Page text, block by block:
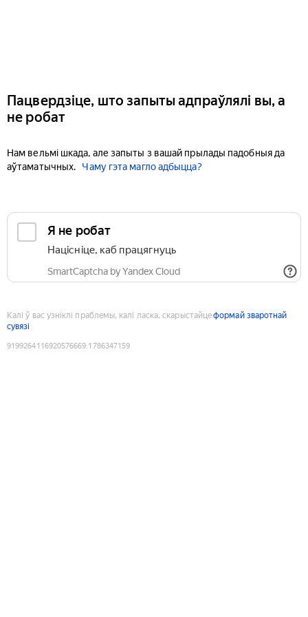
Пацвердзіце, што запыты адпраўлялі вы, а
не робат
Нам вельмі шкада, але запыты з вашай прылады падобныя да
аўтаматычных.
Чаму гэта магло адбыцца?
Я не робат
Націсніце, каб працягнуць
SmartCaptcha by Yandex Cloud
Калі ў вас узніклі праблемы, калі ласка, скарыстайцеформай зваротнай
сувязі
9199264116920576669:1786347159